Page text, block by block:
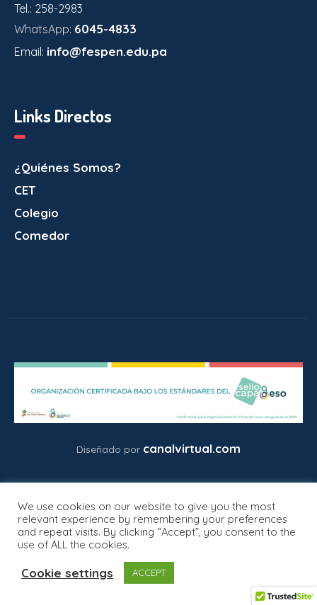
Tel.: 258-2983
WhatsApp: 6045-4833
Email: info@fespen.edu.pa
Links Directos
¿Quiénes Somos?
CET
Colegio
Comedor
Diseñado por canalvirtual.com
reservados.
We use cookies on our website to give you the most
relevant experience by remembering your preferences
and repeat visits. By clicking “Accept”, you consent to the
use of ALL the cookies.
Cookie settings ACCEPT